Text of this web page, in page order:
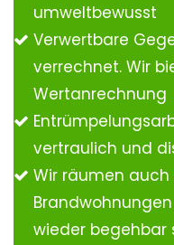
umweltbewusst
Verwertbare
verrechnet. Wir
Wertanrechnung
vertraulich und
Wir räumen auch
wieder begehbar